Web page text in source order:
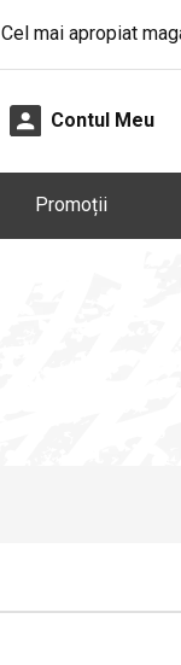
Cel mai apropiat
Contul Meu
Promoții